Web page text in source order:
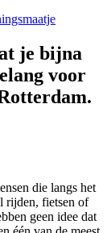
je bijna
voor
die langs het
rijden, fietsen of
geen idee dat